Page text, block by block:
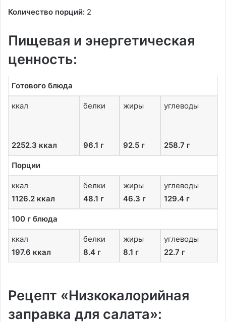
Количество порций: 2
Пищевая и энергетическая
ценность:
Готового блюда
ккал
2252.3 ккал
белки
96.1 г
жиры
92.5 г
углеводы
258.7 г
Порции
ккал
1126.2 ккал
белки
48.1 г
жиры
46.3 г
углеводы
129.4 г
100 г блюда
ккал
197.6 ккал
белки
8.4 г
жиры
8.1 г
углеводы
22.7 г
Рецепт «Низкокалорийная
заправка для салата»: